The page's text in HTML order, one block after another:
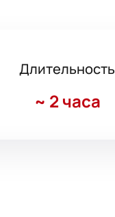
Длительность
~ 2 часа